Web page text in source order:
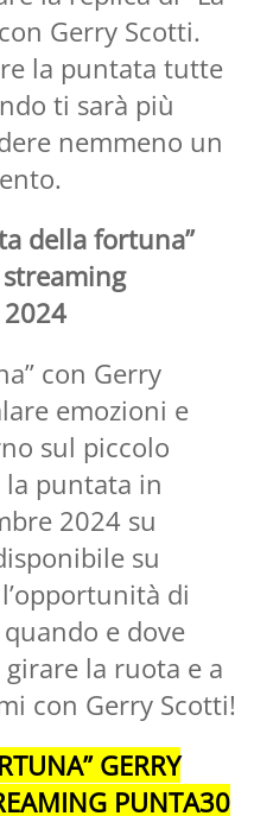
Gerry Scotti.
la puntata tutte
ti sarà più
nemmeno un
della fortuna”
con Gerry
emozioni e
sul piccolo
la puntata in
2024 su
su
di
e dove
la ruota e a
con Gerry Scotti!
GERRY
PUNTA30